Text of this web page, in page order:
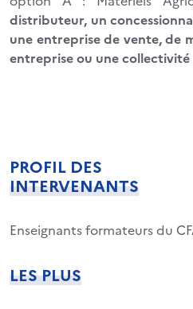
distributeur, un
une entreprise de vente, de
entreprise ou une
PROFIL DES
INTERVENANTS
Enseignants formateurs du
LES PLUS